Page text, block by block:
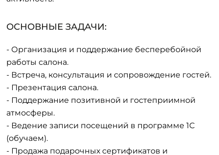
ОСНОВНЫЕ ЗАДАЧИ:
- Организация и поддержание бесперебойной
работы салона.
- Встреча, консультация и сопровождение гостей.
- Презентация салона.
- Поддержание позитивной и гостеприимной
атмосферы.
- Ведение записи посещений в программе 1С
(обучаем).
- Продажа подарочных сертификатов и